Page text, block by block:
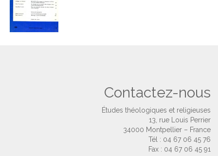
Contactez-nous
Études théologiques et religieuses
13, rue Louis Perrier
34000 Montpellier – France
Tél : 04 67 06 45 76
Fax : 04 67 06 45 91